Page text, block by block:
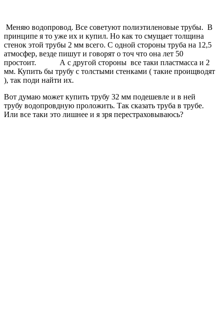
Меняю водопровод. Все советуют полиэтиленовые трубы. В
принципе я то уже их и купил. Но как то смущает толщина
стенок этой трубы 2 мм всего. С одной стороны труба на 12,5
атмосфер, везде пишут и говорят о точ что она лет 50
простоит. А с другой стороны все таки пластмасса и 2
мм. Купить бы трубу с толстыми стенками ( такие проищводят
), так поди найти их.
Вот думаю может купить трубу 32 мм подешевле и в ней
трубу водопровдную проложить. Так сказать труба в трубе.
Или все таки это лишнее и я зря перестраховываюсь?